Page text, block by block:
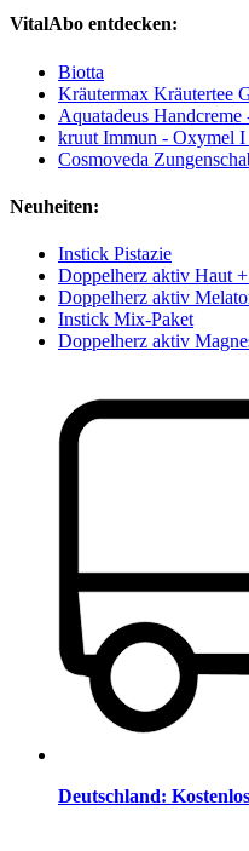
VitalAbo entdecken:
Biotta
Kräutermax Kräutertee
Aquatadeus Handcreme
kruut Immun - Oxymel
Cosmoveda
Neuheiten:
Instick Pistazie
Doppelherz aktiv Haut
Doppelherz aktiv
Instick Mix-Paket
Doppelherz aktiv
Deutschland: